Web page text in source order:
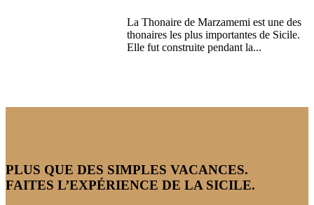
La Thonaire de Marzamemi est une des
thonaires les plus importantes de Sicile.
Elle fut construite pendant la...
PLUS QUE DES SIMPLES VACANCES.
FAITES L’EXPÉRIENCE DE LA SICILE.